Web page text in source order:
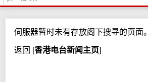
e
c
h
伺服器暂时未有存放阁下搜寻的页面。
返回 [香港电台新闻主页]